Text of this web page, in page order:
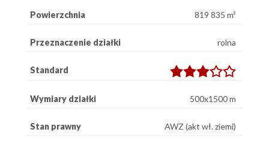
Powierzchnia 819 835 m²
Przeznaczenie działki rolna
Standard
Wymiary działki 500x1500 m
Stan prawny AWZ (akt wł. ziemi)